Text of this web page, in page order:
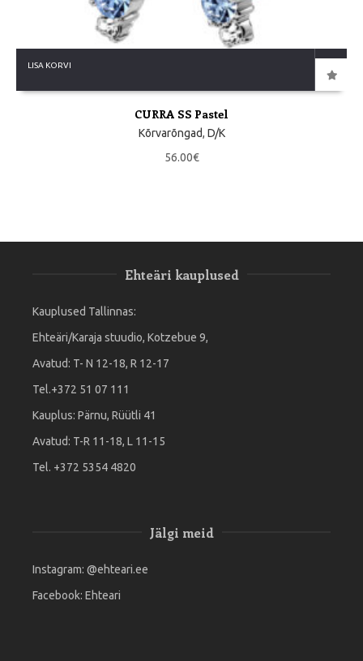
LISA KORVI
CURRA SS Pastel
Kõrvarõngad, D/K
56.00€
Ehteäri kauplused
Kauplused Tallinnas:
Ehteäri/Karaja stuudio, Kotzebue 9,
Avatud: T- N 12-18, R 12-17
Tel.+372 51 07 111
Kauplus: Pärnu, Rüütli 41
Avatud: T-R 11-18, L 11-15
Tel. +372 5354 4820
Jälgi meid
Instagram: @ehteari.ee
Facebook: Ehteari